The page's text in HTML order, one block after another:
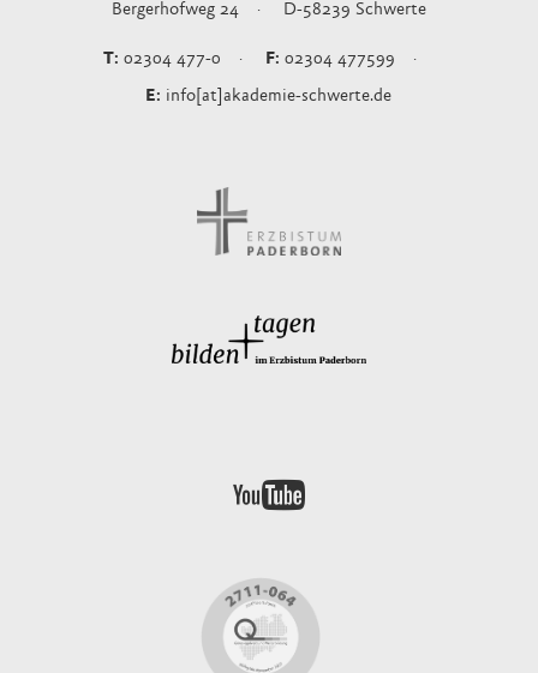
Bergerhofweg 24 D-58239 Schwerte
02304 477-0 02304 477599
info[at]akademie-schwerte.de